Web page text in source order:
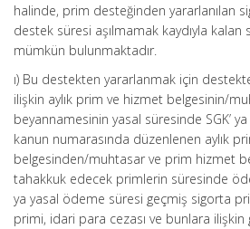
halinde, prim desteğinden yararlanılan
destek süresi aşılmamak kaydıyla kalan
mümkün bulunmaktadır.
ı) Bu destekten yararlanmak için
ilişkin aylık prim ve hizmet belgesinin/
beyannamesinin yasal süresinde SGK’
kanun numarasında düzenlenen aylık
belgesinden/muhtasar ve prim hizmet
tahakkuk edecek primlerin süresinde
ya yasal ödeme süresi geçmiş sigorta
primi, idari para cezası ve bunlara ilişkin